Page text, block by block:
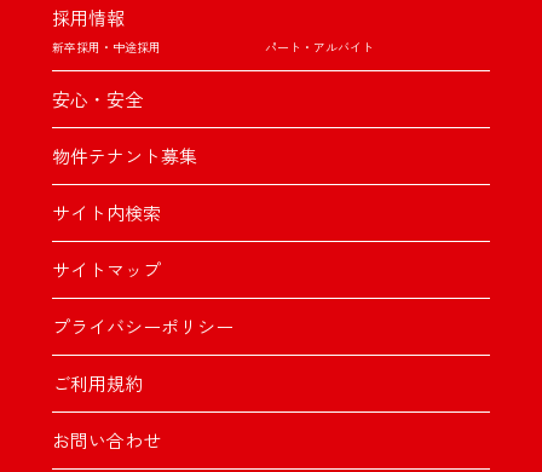
採用情報
新卒採用・中途採用 パート・アルバイト
安心・安全
物件テナント募集
サイト内検索
サイトマップ
プライバシーポリシー
ご利用規約
お問い合わせ